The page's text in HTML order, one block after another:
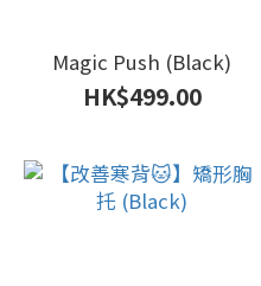
Magic Push (Black)
HK$499.00